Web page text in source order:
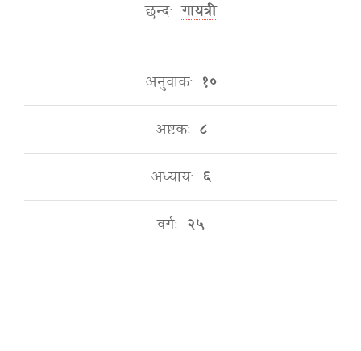
छन्दः गायत्री
अनुवाकः १०
अष्टकः ८
अध्यायः ६
वर्गः २५